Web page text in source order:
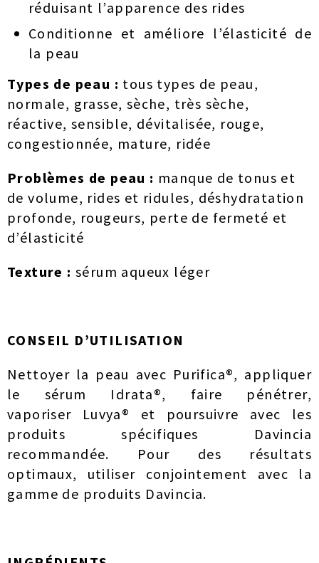
réduisant l’apparence des rides
Conditionne et améliore l’élasticité de
la peau
Types de peau : tous types de peau,
normale, grasse, sèche, très sèche,
réactive, sensible, dévitalisée, rouge,
congestionnée, mature, ridée
Problèmes de peau : manque de tonus et
de volume, rides et ridules, déshydratation
profonde, rougeurs, perte de fermeté et
d’élasticité
Texture : sérum aqueux léger
CONSEIL D’UTILISATION
Nettoyer la peau avec Purifica®, appliquer
le sérum Idrata®, faire pénétrer,
vaporiser Luvya® et poursuivre avec les
produits spécifiques Davincia
recommandée. Pour des résultats
optimaux, utiliser conjointement avec la
gamme de produits Davincia.